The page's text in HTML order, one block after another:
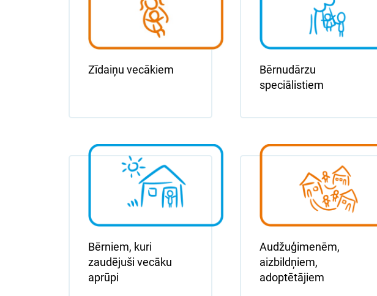
Zīdaiņu vecākiem
Bērnudārzu
speciālistiem
Bērniem, kuri
zaudējuši vecāku
aprūpi
Audžuģimenēm,
aizbildņiem,
adoptētājiem